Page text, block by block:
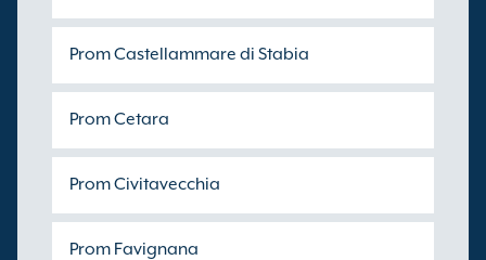
Prom Castellammare di Stabia
Prom Cetara
Prom Civitavecchia
Prom Favignana